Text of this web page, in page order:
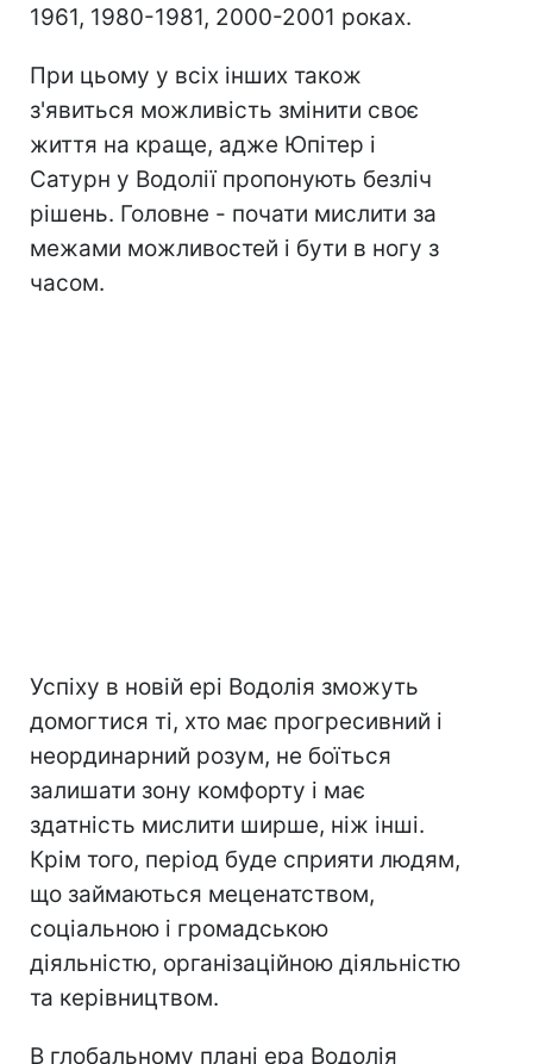
1961, 1980-1981, 2000-2001 роках.
При цьому у всіх інших також
з'явиться можливість змінити своє
життя на краще, адже Юпітер і
Сатурн у Водолії пропонують безліч
рішень. Головне - почати мислити за
межами можливостей і бути в ногу з
часом.
Успіху в новій ері Водолія зможуть
домогтися ті, хто має прогресивний і
неординарний розум, не боїться
залишати зону комфорту і має
здатність мислити ширше, ніж інші.
Крім того, період буде сприяти людям,
що займаються меценатством,
соціальною і громадською
діяльністю, організаційною діяльністю
та керівництвом.
В глобальному плані ера Водолія